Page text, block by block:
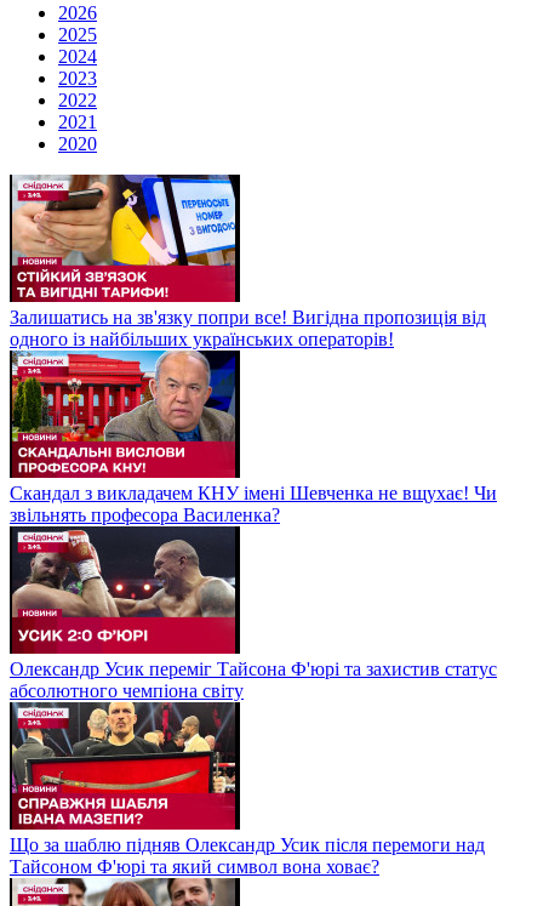
2026
2025
2024
2023
2022
2021
2020
Залишатись на зв'язку попри все! Вигідна пропозиція від
одного із найбільших українських операторів!
Скандал з викладачем КНУ імені Шевченка не вщухає! Чи
звільнять професора Василенка?
Олександр Усик переміг Тайсона Ф'юрі та захистив статус
абсолютного чемпіона світу
Що за шаблю підняв Олександр Усик після перемоги над
Тайсоном Ф'юрі та який символ вона ховає?